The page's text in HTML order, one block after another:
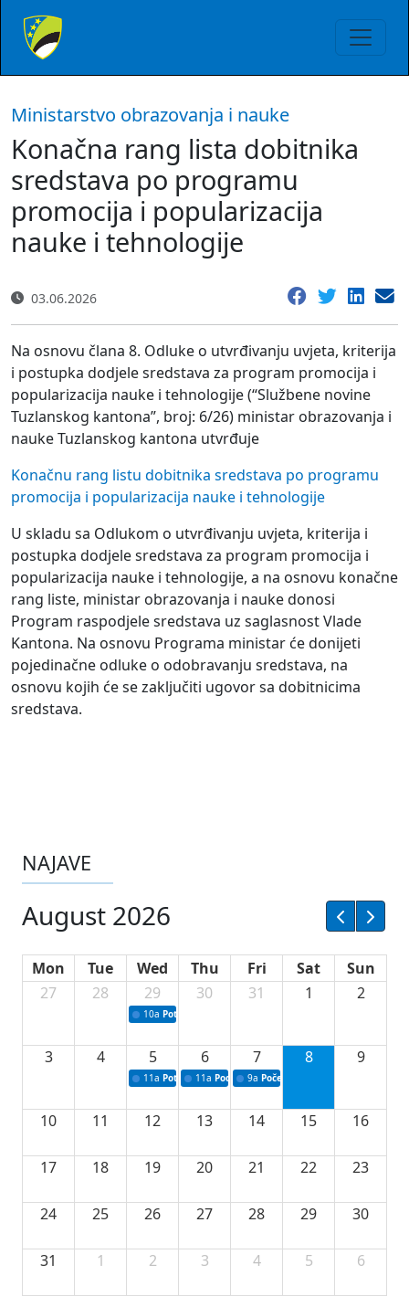
Ministarstvo obrazovanja i nauke
Konačna rang lista dobitnika
sredstava po programu
promocija i popularizacija
nauke i tehnologije
03.06.2026
Na osnovu člana 8. Odluke o utvrđivanju uvjeta, kriterija
i postupka dodjele sredstava za program promocija i
popularizacija nauke i tehnologije (“Službene novine
Tuzlanskog kantona”, broj: 6/26) ministar obrazovanja i
nauke Tuzlanskog kantona utvrđuje
Konačnu rang listu dobitnika sredstava po programu
promocija i popularizacija nauke i tehnologije
U skladu sa Odlukom o utvrđivanju uvjeta, kriterija i
postupka dodjele sredstava za program promocija i
popularizacija nauke i tehnologije, a na osnovu konačne
rang liste, ministar obrazovanja i nauke donosi
Program raspodjele sredstava uz saglasnost Vlade
Kantona. Na osnovu Programa ministar će donijeti
pojedinačne odluke o odobravanju sredstava, na
osnovu kojih će se zaključiti ugovor sa dobitnicima
sredstava.
NAJAVE
August 2026
Mon Tue Wed Thu Fri Sat
Sun
27
28 29
10a Potpisivanje ugovora sa neprofitnim
30 31 1 2
3 4 5
11a Potpisivanje ugovora o stipendijama za
6
11a Podrška razvoju vodne infrastrukture u
7
9a Početak izgradnje nove
8 9
10 11 12 13 14 15 16
17 18 19 20 21 22 23
24 25 26 27 28 29 30
31 1 2 3 4 5 6